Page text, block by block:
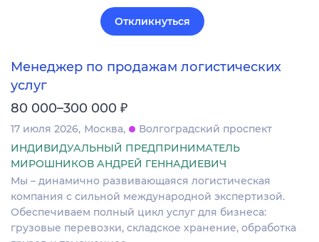
Откликнуться
Менеджер по продажам логистических
услуг
80 000–300 000 ₽
17 июля 2026 Москва
Волгоградский проспект
ИНДИВИДУАЛЬНЫЙ ПРЕДПРИНИМАТЕЛЬ
МИРОШНИКОВ АНДРЕЙ ГЕННАДИЕВИЧ
Мы – динамично развивающаяся логистическая
компания с сильной международной экспертизой.
Обеспечиваем полный цикл услуг для бизнеса:
грузовые перевозки, складское хранение, обработка